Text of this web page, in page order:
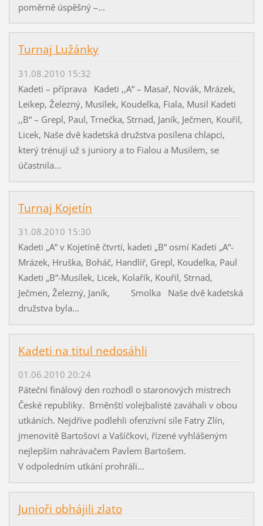
poměrně úspěšný –...
Turnaj Lužánky
31.08.2010 15:32
Kadeti – příprava Kadeti ,,A“ – Masař, Novák, Mrázek,
Leikep, Železný, Musílek, Koudelka, Fiala, Musil Kadeti
,,B“ – Grepl, Paul, Trnečka, Strnad, Janík, Ječmen, Kouřil,
Licek, Naše dvě kadetská družstva posílena chlapci,
který trénují už s juniory a to Fialou a Musilem, se
účastnila...
Turnaj Kojetín
31.08.2010 15:30
Kadeti „A“ v Kojetíně čtvrtí, kadeti „B“ osmí Kadeti „A“-
Mrázek, Hruška, Boháč, Handlíř, Grepl, Koudelka, Paul
Kadeti „B“-Musílek, Licek, Kolařík, Kouřil, Strnad,
Ječmen, Železný, Janík, Smolka Naše dvě kadetská
družstva byla...
Kadeti na titul nedosáhli
01.06.2010 20:24
Páteční finálový den rozhodl o staronových mistrech
České republiky. Brněnští volejbalisté zaváhali v obou
utkáních. Nejdříve podlehli ofenzívní síle Fatry Zlín,
jmenovitě Bartošovi a Vašíčkovi, řízené vyhlášeným
nejlepším nahrávačem Pavlem Bartošem.
V odpoledním utkání prohráli...
Junioři obhájili zlato